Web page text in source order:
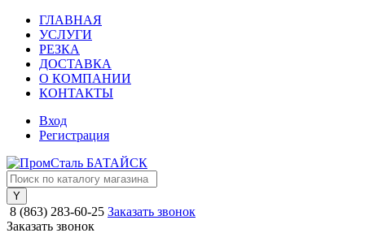
ГЛАВНАЯ
УСЛУГИ
РЕЗКА
ДОСТАВКА
О КОМПАНИИ
КОНТАКТЫ
Вход
Регистрация
8 (863) 283-60-25 Заказать звонок
Заказать звонок